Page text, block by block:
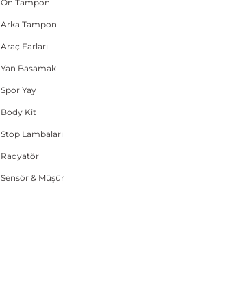
Ön Tampon
Arka Tampon
Araç Farları
Yan Basamak
Spor Yay
Body Kit
Stop Lambaları
Radyatör
Sensör & Müşür